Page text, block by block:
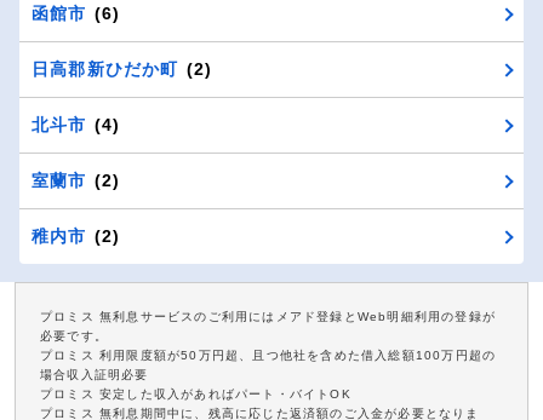
函館市 (6)
日高郡新ひだか町 (2)
北斗市 (4)
室蘭市 (2)
稚内市 (2)
プロミス 無利息サービスのご利用にはメアド登録とWeb明細利用の登録が
必要です。
プロミス 利用限度額が50万円超、且つ他社を含めた借入総額100万円超の
場合収入証明必要
プロミス 安定した収入があればパート・バイトOK
プロミス 無利息期間中に、残高に応じた返済額のご入金が必要となりま